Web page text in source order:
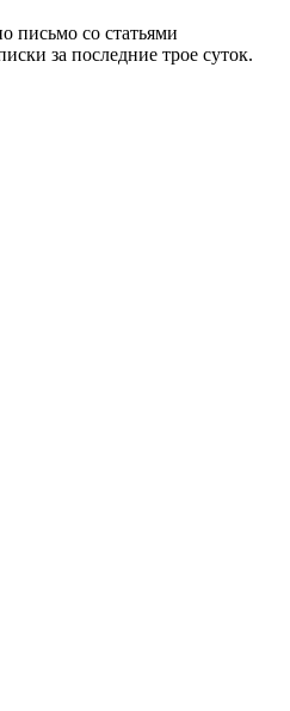
письмо со статьями
за последние трое суток.